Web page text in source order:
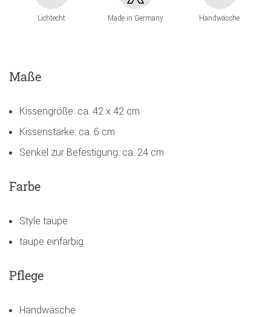
Lichtecht Made in Germany Handwäsche
Maße
Kissengröße: ca. 42 x 42 cm
Kissenstärke: ca. 6 cm
Senkel zur Befestigung: ca. 24 cm
Farbe
Style taupe
taupe einfarbig
Pflege
Handwäsche